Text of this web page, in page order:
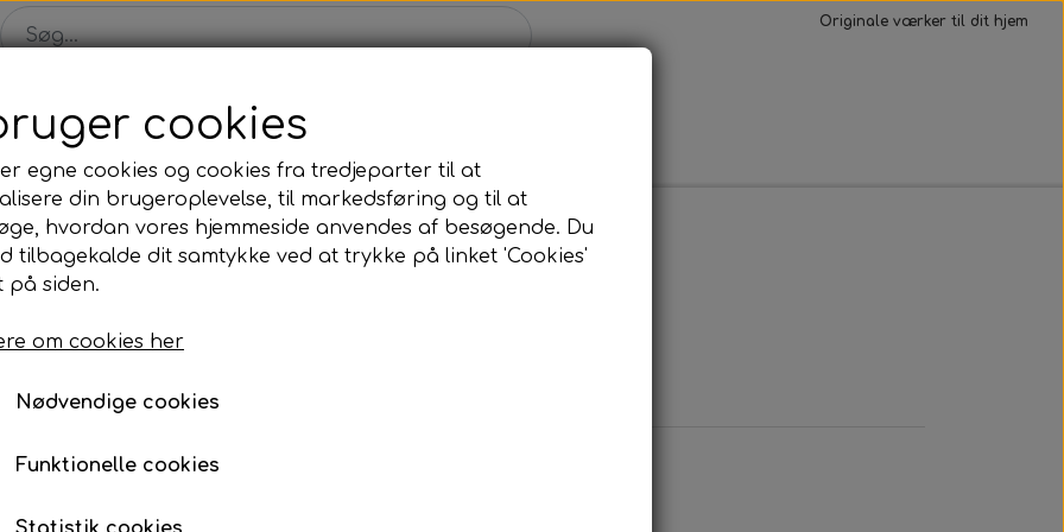
Originale værker til dit hjem
Shop Solgte malerier Konkurrence
Varenummer: 202005
På tilbud til kun 2.400 kr.
cookies
egne cookies og cookies fra tredjeparter til at
din brugeroplevelse, til markedsføring og til at
hvordan vores hjemmeside anvendes af besøgende. Du
tilbagekalde dit samtykke ved at trykke på linket 'Cookies'
på siden.
om cookies her
Nødvendige cookies
Funktionelle cookies